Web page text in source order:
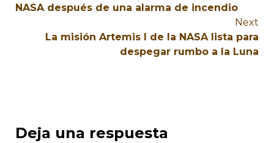
NASA después de una alarma de incendio
Next
La misión Artemis I de la NASA lista para
despegar rumbo a la Luna
Deja una respuesta